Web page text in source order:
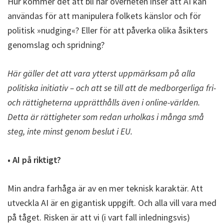
användas för att manipulera folkets känslor och för
politisk »nudging«? Eller för att påverka olika åsikters
genomslag och spridning?
Här gäller det att vara ytterst uppmärksam på alla
politiska initiativ – och att se till att de medborgerliga fri-
och rättigheterna upprätthålls även i online-världen.
Detta är rättigheter som redan urholkas i många små
steg, inte minst genom beslut i EU.
• AI på riktigt?
Min andra farhåga är av en mer teknisk karaktär. Att
utveckla AI är en gigantisk uppgift. Och alla vill vara med
på tåget. Risken är att vi (i vart fall inledningsvis)